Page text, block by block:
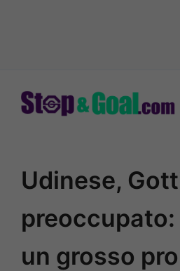
Udinese,
preoccupato:
un grosso